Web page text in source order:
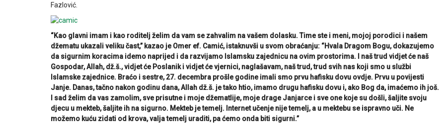
Fazlović.
“Kao glavni imam i kao roditelj želim da vam se zahvalim na vašem dolasku. Time ste i meni, mojoj porodici i našem
džematu ukazali veliku čast,” kazao je Omer ef. Camić, istaknuvši u svom obraćanju: “Hvala Dragom Bogu, dokazujemo
da sigurnim koracima idemo naprijed i da razvijamo Islamsku zajednicu na ovim prostorima. I naš trud vidjet će naš
Gospodar, Allah, dž.š., vidjet će Poslanik i vidjet će vjernici, naglašavam, naš trud, trud svih nas koji smo u službi
Islamske zajednice. Braćo i sestre, 27. decembra prošle godine imali smo prvu hafisku dovu ovdje. Prvu u povijesti
Janje. Danas, tačno nakon godinu dana, Allah dž.š. je tako htio, imamo drugu hafisku dovu i, ako Bog da, imaćemo ih još.
I sad želim da vas zamolim, sve prisutne i moje džematlije, moje drage Janjarce i sve one koje su došli, šaljite svoju
djecu u mekteb, šaljite ih na sigurno. Mekteb je temelj. Internet učenje nije temelj, a u mektebu se ispravno uči. Ne
možemo kuću zidati od krova, valja temelj uraditi, pa ćemo onda biti sigurni.”